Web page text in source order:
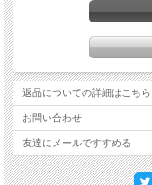
返品についての詳細はこちら
お問い合わせ
友達にメールですすめる